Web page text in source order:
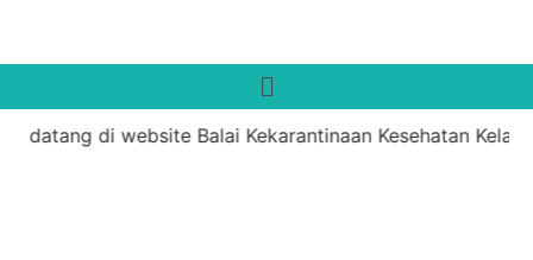
datang di website Balai Kekarantinaan Kesehatan Kelas